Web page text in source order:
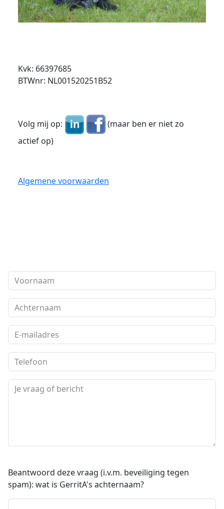
Kvk: 66397685
BTWnr: NL001520251B52
Volg mij op:
(maar ben er niet zo
actief op)
Algemene voorwaarden
Beantwoord deze vraag (i.v.m. beveiliging tegen
spam): wat is GerritA's achternaam?